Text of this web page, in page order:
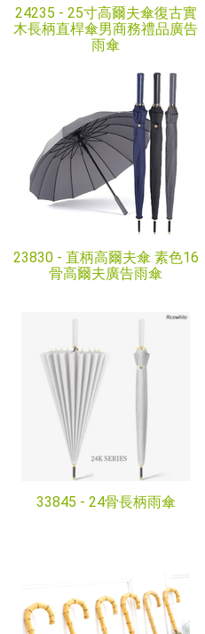
24235 - 25寸高爾夫傘復古實
木長柄直桿傘男商務禮品廣告
雨傘
23830 - 直柄高爾夫傘 素色16
骨高爾夫廣告雨傘
33845 - 24骨長柄雨傘